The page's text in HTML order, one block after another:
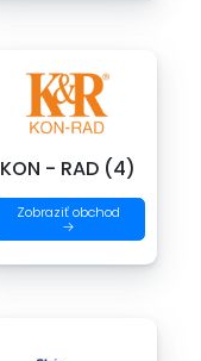
KON - RAD (4)
Zobraziť obchod
→